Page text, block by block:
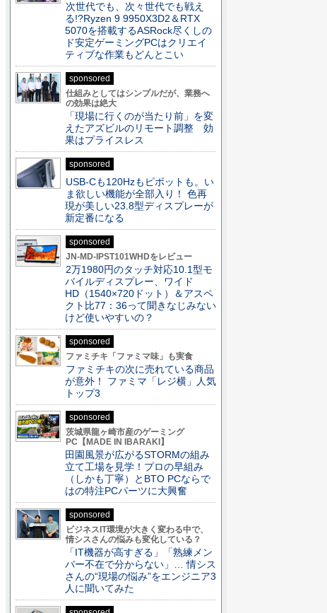
次世代でも、次々世代でも戦え
る!?Ryzen 9 9950X3D2＆RTX
5070を搭載するASRock尽くしの
ド安定ゲーミングPCはクリエイ
ティブな作業もどんとこい
sponsored
仕組みとしてはシンプルだが、業務へ
の効果は絶大
「現場に行くのが当たり前」を変
えたアズビルのリモート調整 効
果はプライスレス
sponsored
USB-Cも120Hzもピボットも。い
ま欲しい機能が全部入り！ 色再
現が美しい23.8型ディスプレーが
新定番になる
sponsored
JN-MD-IPST101WHDをレビュー
2万1980円のタッチ対応10.1型モ
バイルディスプレー、ワイド
HD（1540×720ドット）＆アスペ
クト比77：36って聞きなじみない
けど使いやすいの？
sponsored
ファミチキ「ファミマ味」も実食
ファミチキの次に売れている商品
が意外！ ファミマ「レジ横」人気
トップ3
sponsored
茨城県龍ヶ崎市産のゲーミング
PC【MADE IN IBARAKI】
田園風景が広がるSTORMの組み
立て工場を見学！プロの早組み
（しかも丁寧）とBTO PCならで
はの特注PCパーツに大興奮
sponsored
ビジネスIT環境が大きく変わる中で、
情シスさんの悩みも変化している？
「IT機器が高すぎる」「熟練メン
バー不在で分からない」… 情シス
さんの“現場の悩み”をエンジニア3
人に聞いてみた